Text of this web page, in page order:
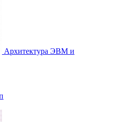
Архитектура ЭВМ и